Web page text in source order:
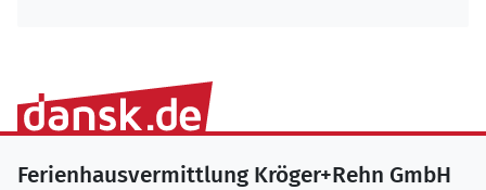
Ferienhausvermittlung Kröger+Rehn GmbH